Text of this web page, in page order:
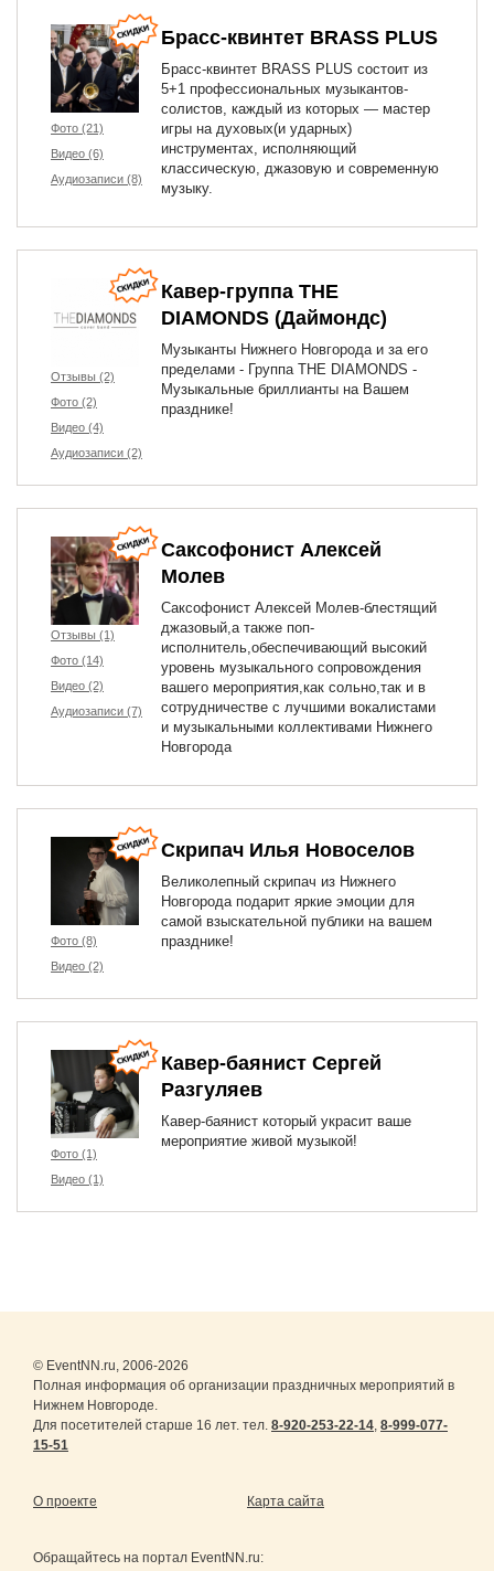
Фото (21)
Видео (6)
Аудиозаписи (8)
Брасс-квинтет BRASS PLUS
Брасс-квинтет BRASS PLUS состоит из
5+1 профессиональных музыкантов-
солистов, каждый из которых — мастер
игры на духовых(и ударных)
инструментах, исполняющий
классическую, джазовую и современную
музыку.
Отзывы (2)
Фото (2)
Видео (4)
Аудиозаписи (2)
Кавер-группа THE
DIAMONDS (Даймондс)
Музыканты Нижнего Новгорода и за его
пределами - Группа THE DIAMONDS -
Музыкальные бриллианты на Вашем
празднике!
Отзывы (1)
Фото (14)
Видео (2)
Аудиозаписи (7)
Саксофонист Алексей
Молев
Саксофонист Алексей Молев-блестящий
джазовый,а также поп-
исполнитель,обеспечивающий высокий
уровень музыкального сопровождения
вашего мероприятия,как сольно,так и в
сотрудничестве с лучшими вокалистами
и музыкальными коллективами Нижнего
Новгорода
Фото (8)
Видео (2)
Скрипач Илья Новоселов
Великолепный скрипач из Нижнего
Новгорода подарит яркие эмоции для
самой взыскательной публики на вашем
празднике!
Фото (1)
Видео (1)
Кавер-баянист Сергей
Разгуляев
Кавер-баянист который украсит ваше
мероприятие живой музыкой!
© EventNN.ru, 2006-2026
Полная информация об организации праздничных мероприятий в
Нижнем Новгороде.
Для посетителей старше 16 лет. тел. 8-920-253-22-14 8-999-077-
15-51
О проекте Карта сайта
Обращайтесь на портал EventNN.ru: